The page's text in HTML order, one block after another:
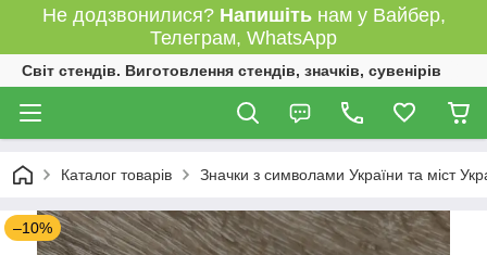
Не додзвонилися? Напишітьнам у Вайбер,
Телеграм, WhatsApp
Світ стендів. Виготовлення стендів, значків, сувенірів
Каталог товарів Значки з символами України та міст
–10%